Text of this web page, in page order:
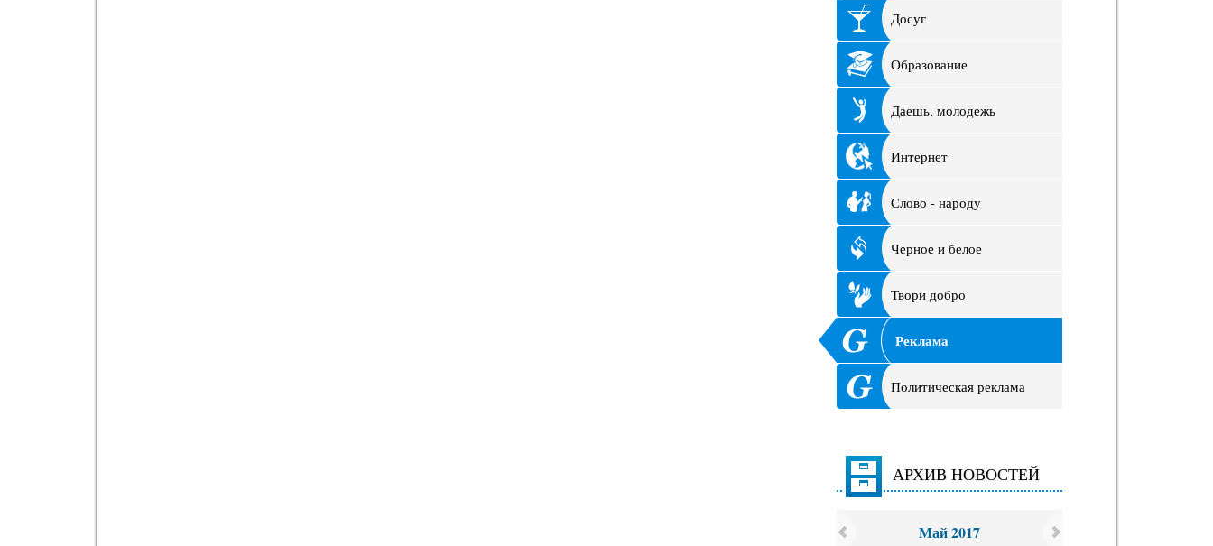
Досуг
Образование
Даешь, молодежь
Интернет
Слово - народу
Черное и белое
Твори добро
Реклама
Политическая реклама
АРХИВ НОВОСТЕЙ
Май 2017